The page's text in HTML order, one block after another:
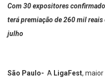
Com 30 expositores
terá premiação de 260 mil
julho
São Paulo- A LigaFest,